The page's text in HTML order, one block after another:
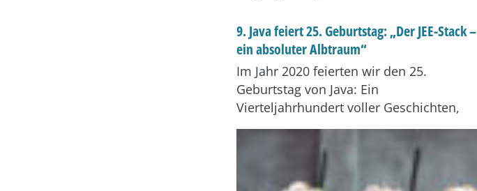
9. Java feiert 25. Geburtstag: „Der JEE-Stack –
ein absoluter Albtraum“
Im Jahr 2020 feierten wir den 25.
Geburtstag von Java: Ein
Vierteljahrhundert voller Geschichten,